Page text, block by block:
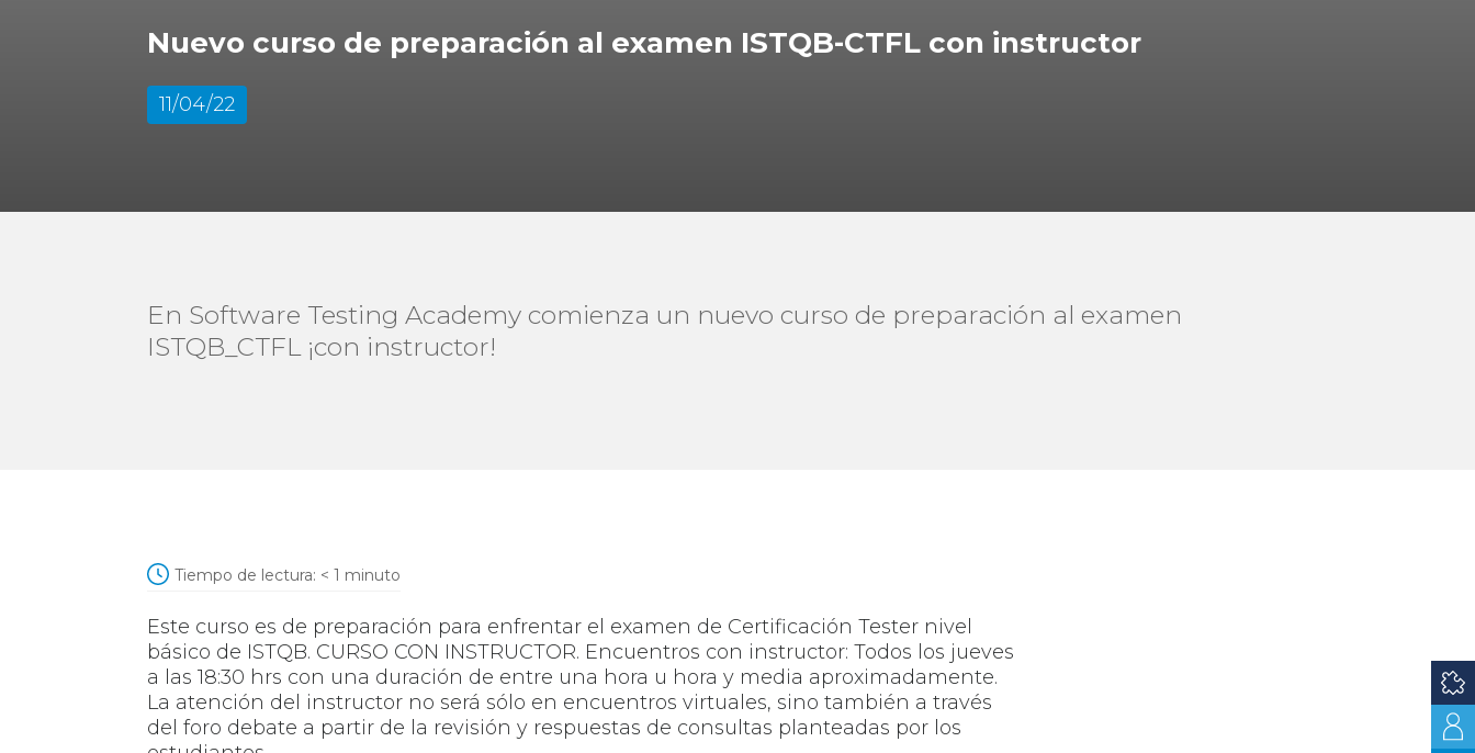
Nuevo curso de preparación al examen ISTQB-CTFL con instructor
11/04/22
En Software Testing Academy comienza un nuevo curso de preparación al examen
ISTQB_CTFL ¡con instructor!
Tiempo de lectura: < 1 minuto
Este curso es de preparación para enfrentar el examen de Certificación Tester nivel
básico de ISTQB. CURSO CON INSTRUCTOR. Encuentros con instructor: Todos los jueves
a las 18:30 hrs con una duración de entre una hora u hora y media aproximadamente.
La atención del instructor no será sólo en encuentros virtuales, sino también a través
del foro debate a partir de la revisión y respuestas de consultas planteadas por los